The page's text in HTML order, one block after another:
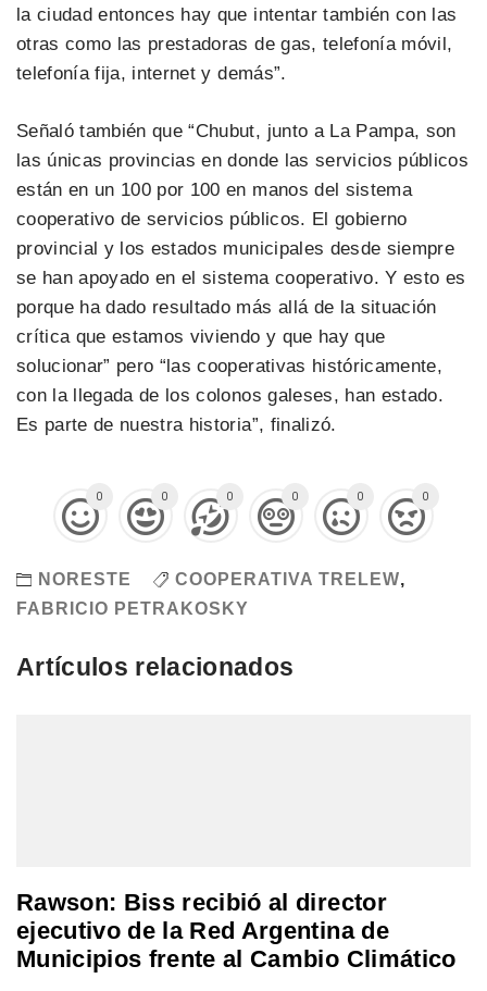
la ciudad entonces hay que intentar también con las
otras como las prestadoras de gas, telefonía móvil,
telefonía fija, internet y demás”.
Señaló también que “Chubut, junto a La Pampa, son
las únicas provincias en donde las servicios públicos
están en un 100 por 100 en manos del sistema
cooperativo de servicios públicos. El gobierno
provincial y los estados municipales desde siempre
se han apoyado en el sistema cooperativo. Y esto es
porque ha dado resultado más allá de la situación
crítica que estamos viviendo y que hay que
solucionar” pero “las cooperativas históricamente,
con la llegada de los colonos galeses, han estado.
Es parte de nuestra historia”, finalizó.
0 0 0 0 0 0
NORESTE COOPERATIVA TRELEW,
FABRICIO PETRAKOSKY
Artículos relacionados
Rawson: Biss recibió al director
ejecutivo de la Red Argentina de
Municipios frente al Cambio Climático